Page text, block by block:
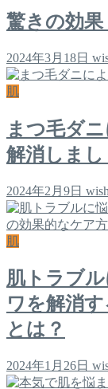
驚きの効
2024年3月18日
肌
まつ毛ダ
解消しまし
2024年2月9日 wish
肌
肌トラブ
ワを解消
とは？
2024年1月26日